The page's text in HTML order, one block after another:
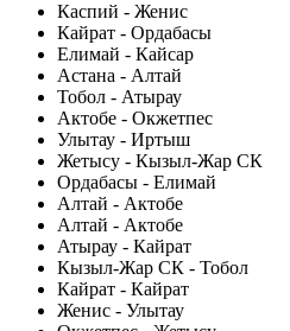
Каспий - Женис
Кайрат - Ордабасы
Елимай - Кайсар
Астана - Алтай
Тобол - Атырау
Актобе - Окжетпес
Улытау - Иртыш
Жетысу - Кызыл-Жар СК
Ордабасы - Елимай
Алтай - Актобе
Алтай - Актобе
Атырау - Кайрат
Кызыл-Жар СК - Тобол
Кайрат - Кайрат
Женис - Улытау